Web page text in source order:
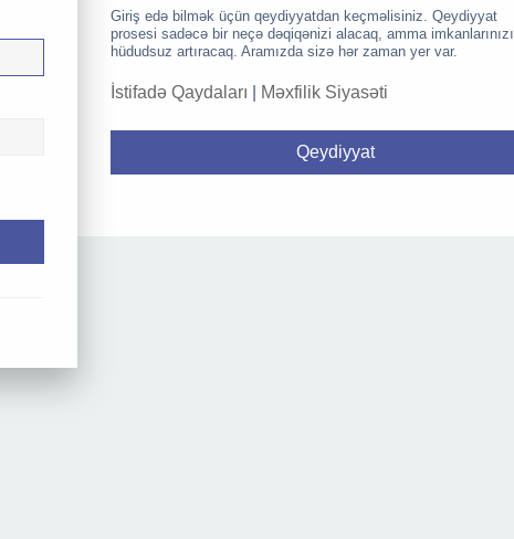
Giriş edə bilmək üçün qeydiyyatdan keçməlisiniz. Qeydiyyat
prosesi sadəcə bir neçə dəqiqənizi alacaq, amma imkanlarınızı
hüdudsuz artıracaq. Aramızda sizə hər zaman yer var.
İstifadə Qaydaları Məxfilik Siyasəti
Qeydiyyat